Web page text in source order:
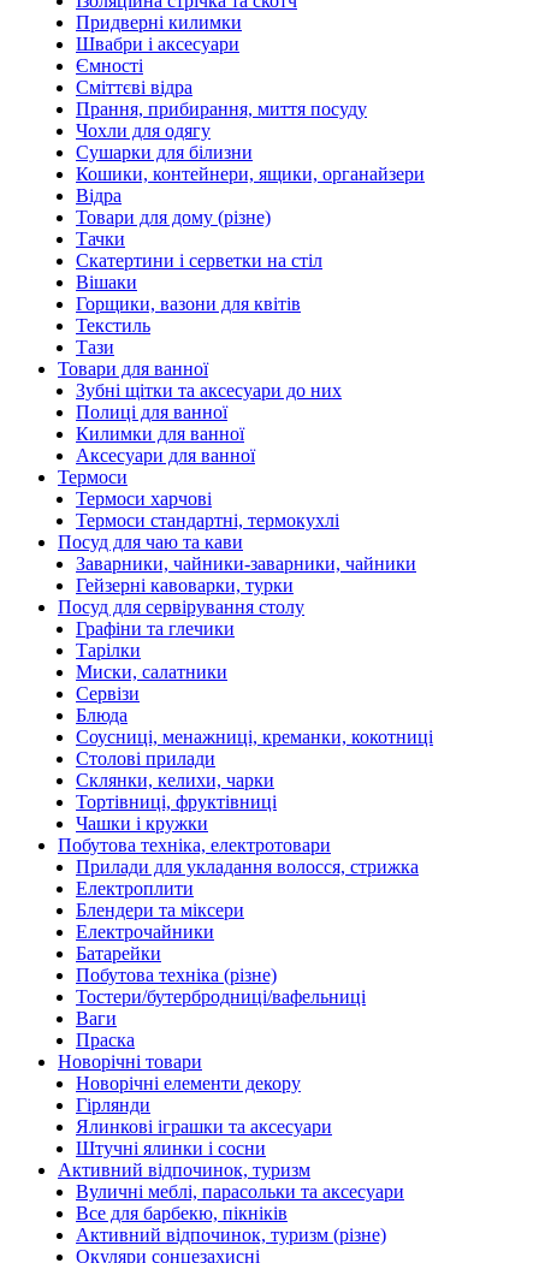
Придверні килимки
Швабри і аксесуари
Ємності
Сміттєві відра
Прання, прибирання, миття посуду
Чохли для одягу
Сушарки для білизни
Кошики, контейнери, ящики, органайзери
Відра
Товари для дому (різне)
Тачки
Скатертини і серветки на стіл
Вішаки
Горщики, вазони для квітів
Текстиль
Тази
Товари для ванної
Зубні щітки та аксесуари до них
Полиці для ванної
Килимки для ванної
Аксесуари для ванної
Термоси
Термоси харчові
Термоси стандартні, термокухлі
Посуд для чаю та кави
Заварники, чайники-заварники, чайники
Гейзерні кавоварки, турки
Посуд для сервірування столу
Графіни та глечики
Тарілки
Миски, салатники
Сервізи
Блюда
Соусниці, менажниці, креманки, кокотниці
Столові прилади
Склянки, келихи, чарки
Тортівниці, фруктівниці
Чашки і кружки
Побутова техніка, електротовари
Прилади для укладання волосся, стрижка
Електроплити
Блендери та міксери
Електрочайники
Батарейки
Побутова техніка (різне)
Тостери/бутербродниці/вафельниці
Ваги
Праска
Новорічні товари
Новорічні елементи декору
Гірлянди
Ялинкові іграшки та аксесуари
Штучні ялинки і сосни
Активний відпочинок, туризм
Вуличні меблі, парасольки та аксесуари
Все для барбекю, пікніків
Активний відпочинок, туризм (різне)
Окуляри сонцезахисні